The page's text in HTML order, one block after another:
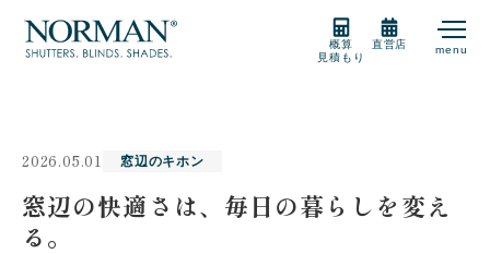
概算
見積もり
直営店 menu
2026.05.01 窓辺のキホン
窓辺の快適さは、毎日の暮らしを変え
る。